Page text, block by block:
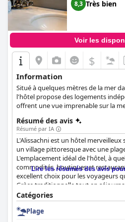
étoiles, mais certains clients ont
à leurs attentes. L'hôtel dispose de
privés, qui ont reçu de nombreux
part des clients. Le complexe
accessibles aux personnes à
bien que l'hôtel ait du potentiel, il
rénovations et améliorations de
de son statut de luxe supposé.
8,3 Très bien
Voir les
$
Information
Situé à quelques mètres de la mer
l'hôtel propose des logements
offrent une vue imprenable sur la
Résumé des avis
Résumé par IA
L'Alissachni est un hôtel merveilleux
un village pittoresque avec une
L'emplacement idéal de l'hôtel, à
commodités, boutiques et
excellent choix pour les voyageurs
Grèce traditionnelle tout en
Le petit déjeuner est décrit comme
une grande variété de plats faits
chambres propres et spacieuses
Lire les résumés des avis
Catégories
Plage